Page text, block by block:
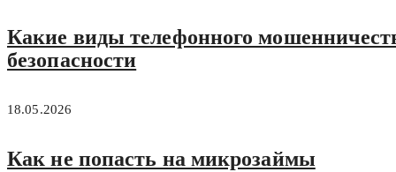
Какие виды телефонного
безопасности
18.05.2026
Как не попасть на микрозаймы